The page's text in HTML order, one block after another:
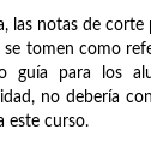
las notas de corte
tomen como
guía para los
no debería
este curso.